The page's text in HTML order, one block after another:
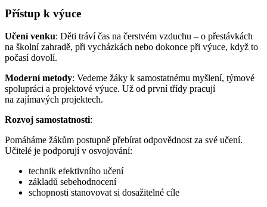
Přístup k výuce
Učení venku: Děti tráví čas na čerstvém vzduchu – o přestávkách
na školní zahradě, při vycházkách nebo dokonce při výuce, když to
počasí dovolí.
Moderní metody: Vedeme žáky k samostatnému myšlení, týmové
spolupráci a projektové výuce. Už od první třídy pracují
na zajímavých projektech.
Rozvoj samostatnosti:
Pomáháme žákům postupně přebírat odpovědnost za své učení.
Učitelé je podporují v osvojování:
technik efektivního učení
základů sebehodnocení
schopnosti stanovovat si dosažitelné cíle